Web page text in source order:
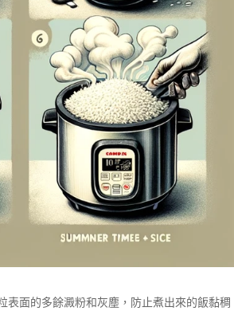
面的多餘澱粉和灰塵，防止煮出來的飯黏稠